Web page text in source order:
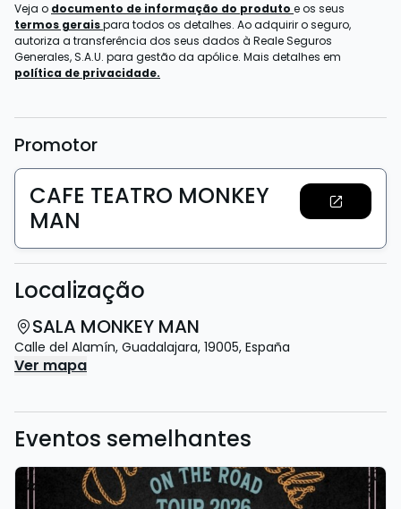
Veja o documento de informação do produto e os seus
termos geraispara todos os detalhes. Ao adquirir o seguro,
autoriza a transferência dos seus dados à Reale Seguros
Generales, S.A.U. para gestão da apólice. Mais detalhes em
política de privacidade.
Promotor
CAFE TEATRO MONKEY
MAN
Localização
SALA MONKEY MAN
Calle del Alamín, Guadalajara, 19005, España
Ver mapa
Eventos semelhantes